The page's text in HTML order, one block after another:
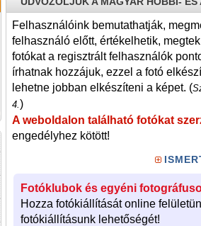
Felhasználóink bemutathatják,
felhasználó előtt, értékelhetik,
fotókat a regisztrált felhasználók
írhatnak hozzájuk, ezzel a fotó
lehetne jobban elkészíteni a képet. (
4.)
A weboldalon található fotókat
engedélyhez kötött!
Fotóklubok és egyéni
Hozza fotókiállítását online
fotókiállításunk lehetőségét!